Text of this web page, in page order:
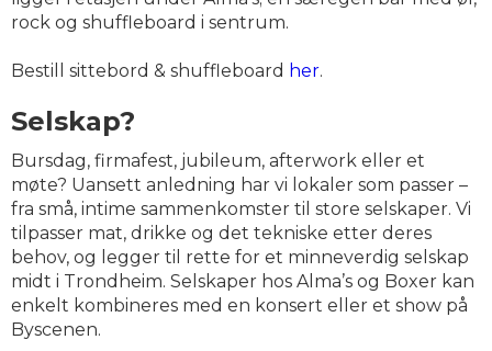
rock og shuffleboard i sentrum.
Bestill sittebord & shuffleboard her.
Selskap?
Bursdag, firmafest, jubileum, afterwork eller et
møte? Uansett anledning har vi lokaler som passer –
fra små, intime sammenkomster til store selskaper. Vi
tilpasser mat, drikke og det tekniske etter deres
behov, og legger til rette for et minneverdig selskap
midt i Trondheim. Selskaper hos Alma’s og Boxer kan
enkelt kombineres med en konsert eller et show på
Byscenen.